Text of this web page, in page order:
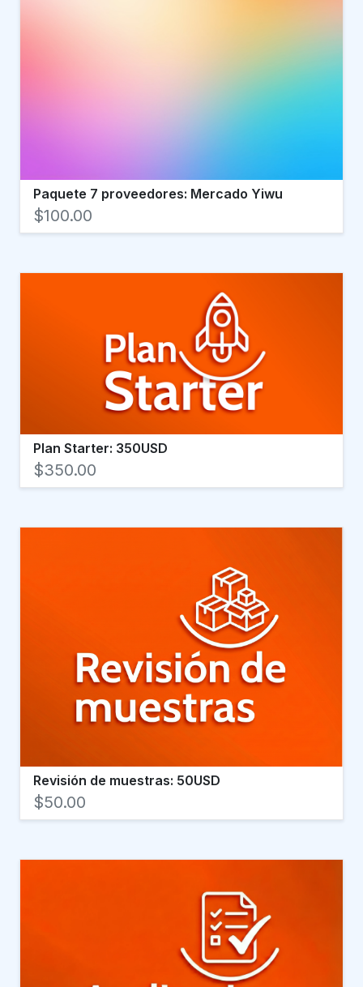
Paquete 7 proveedores: Mercado Yiwu
$100.00
Plan Starter: 350USD
$350.00
Revisión de muestras: 50USD
$50.00